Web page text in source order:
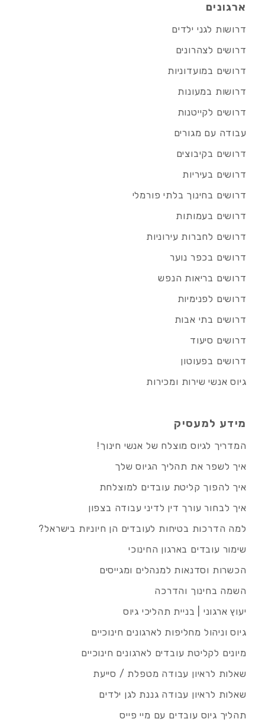
ארגונים
דרושות לגני ילדים
דרושים לצהרונים
דרושים במועדוניות
דרושות במעונות
דרושים לקייטנות
עבודה עם מגורים
דרושים בקיבוצים
דרושים בעיריות
דרושים בחינוך בלתי פורמלי
דרושים בעמותות
דרושים לחברות עירוניות
דרושים בכפר נוער
דרושים בריאות הנפש
דרושים לפנימיות
דרושים בתי אבות
דרושים סיעוד
דרושים בפעוטון
גיוס אנשי שירות ומכירות
מידע למעסיק
המדריך לגיוס מוצלח של אנשי חינוך!
איך לשפר את תהליך הגיוס שלך
איך להפוך קליטת עובדים למוצלחת
איך לבחור עורך דין לדיני עבודה בצפון
למה הדרכות בטיחות לעובדים הן חיוניות בישראל?
שימור עובדים בארגון החינוכי
הכשרות וסדנאות למנהלים ומגייסים
השמה בחינוך והדרכה
יעוץ ארגוני | בניית תהליכי גיוס
גיוס וניהול מחליפות לארגונים חינוכיים
מיונים לקליטת עובדים לארגונים חינוכיים
שאלות לראיון עבודה מטפלת / סייעת
שאלות לראיון עבודה גננת לגן ילדים
תהליך גיוס עובדים עם מיי פייס